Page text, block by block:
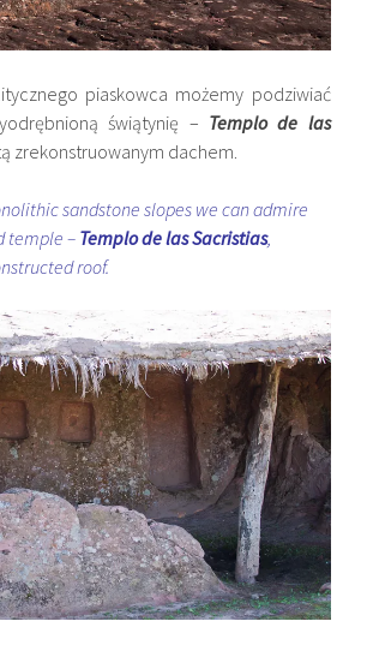
piaskowca możemy podziwiać
świątynię – Templo de las
zrekonstruowanym dachem.
sandstone slopes we can admire
temple – Templo de las Sacristias,
roof.